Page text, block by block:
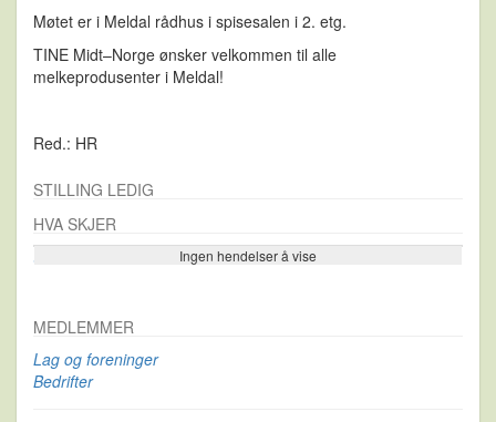
Møtet er i Meldal rådhus i spisesalen i 2. etg.
TINE Midt–Norge ønsker velkommen til alle
melkeprodusenter i Meldal!
Red.: HR
STILLING LEDIG
HVA SKJER
Ingen hendelser å vise
Se flere…
MEDLEMMER
Lag og foreninger
Bedrifter